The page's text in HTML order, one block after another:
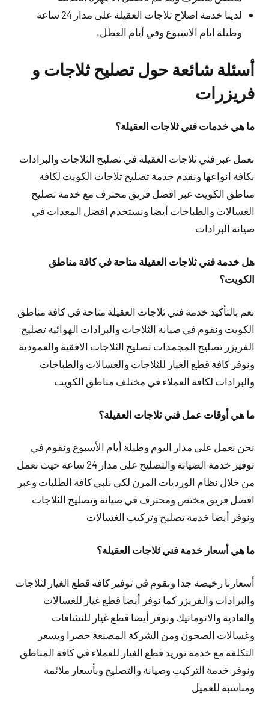
لدينا خدمة اصلاح ثلاجات العقيلة على مدار 24 ساعة
وطيلة ايام الاسبوع وفي أيام العطل.
أسئلة شائعة حول تصليح ثلاجات و
فريزرات
ما هي خدمات فني ثلاجات العقيلة؟
نعمل عبر فني ثلاجات العقيلة في تصليح الثلاجات والبرادات
بكافة انواعها ونقدم خدمة تصليح ثلاجات الكويت لكافة
مناطق الكويت عبر افضل فريق محترف مع خدمة تصليح
الغسالات والطباخات أيضا ونستخدم افضل المعدات في
صيانة البرادات
هل خدمة فني ثلاجات العقيلة متاحة في كافة مناطق
الكويت؟
نعم بالتأكيد خدمة فني ثلاجات العقيلة متاحة في كافة مناطق
الكويت ونقوم في صيانة الثلاجات والبرادات الهوائية تصليح
الفريزر تصليح المجمدات تصليح الثلاجات الافقية والعمودية
ونوفر كافة قطع الغيار للثلاجات والغسالات والطباخات
والبرادات لكافة العملاء في مختلف مناطق الكويت
ما هي أوقات عمل فني ثلاجات العقيلة؟
نحن نعمل على مدار اليوم وطيلة أيام الأسبوع ونقوم في
توفير خدمة الصيانة والتصليح على مدار 24 ساعة حيث نعمل
من خلال نظام الورديات المرن لكي نلبي كافة الطلبات وعبر
افضل فريق مختص ومحترف في صيانة وتصليح الثلاجات
ونوفر أيضا خدمة تصليح وتركيب الغسالات
ما هي أسعار خدمة فني ثلاجات العقيلة؟
أسعارنا رخيصة جدا ونقوم في توفير كافة قطع الغيار لثلاجات
والبرادات والفريزر كما نوفر أيضا قطع غيار للغسالات
والعادية والاتوماتيك ونوفر أيضا قطع غيار للنشافات
وغسالات الصحون ومن الشركة المصنعة حصرا وبسعر
التكلفة مع خدمة توريد قطع الغيار للعملاء في كافة المناطق
ونوفر خدمة التركيب وصيانة والتصليح وبأسعار ملائمة
ومناسبة للعميل